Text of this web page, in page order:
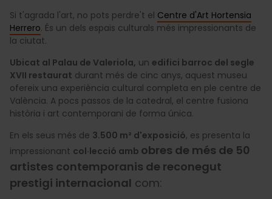
Si t'agrada l'art, no pots perdre't el Centre d'Art Hortensia
Herrero. És un dels espais culturals més impressionants de
la ciutat.
Ubicat al Palau de Valeriola, un edifici barroc del segle
XVII restaurat durant més de cinc anys, aquest museu
ofereix una experiència cultural completa en ple centre de
València. A pocs passos de la catedral, el centre fusiona
història i art contemporani de forma única.
En els seus més de 3.500 m² d'exposició, es presenta la
impressionant col·lecció amb obres de més de 50
artistes contemporanis de reconegut
prestigi internacional com: